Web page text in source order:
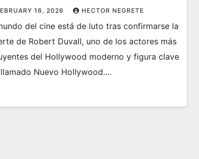
16, 2026 HECTOR NEGRETE
del cine está de luto tras confirmarse la
de Robert Duvall, uno de los actores más
del Hollywood moderno y figura clave
Nuevo Hollywood.…